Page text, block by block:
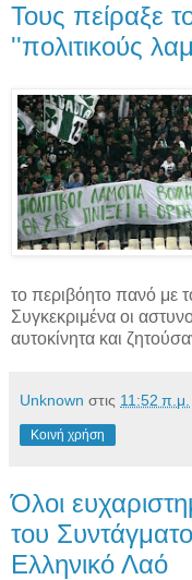
Τους πείραξε
''πολιτικούς
το περιβόητο πανό με
Συγκεκριμένα οι
αυτοκίνητα και
Unknown στις 11:52 π.μ.
Κοινή χρήση
Όλοι
του
Ελληνικό Λαό